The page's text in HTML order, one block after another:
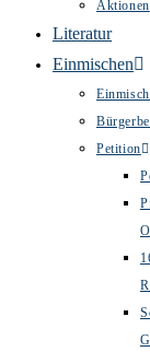
Aktionen
Literatur
Einmischen
Petition